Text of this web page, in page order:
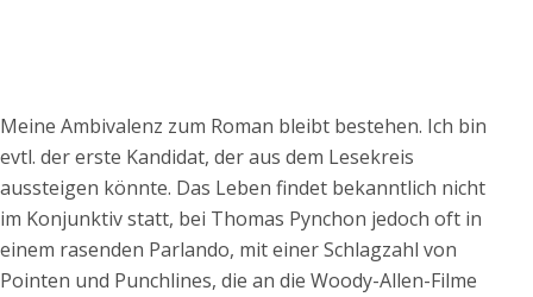
Meine Ambivalenz zum Roman bleibt bestehen. Ich bin
evtl. der erste Kandidat, der aus dem Lesekreis
aussteigen könnte. Das Leben findet bekanntlich nicht
im Konjunktiv statt, bei Thomas Pynchon jedoch oft in
einem rasenden Parlando, mit einer Schlagzahl von
Pointen und Punchlines, die an die Woody-Allen-Filme